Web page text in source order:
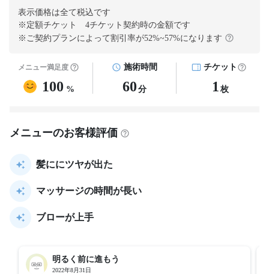
表示価格は全て税込です
※定額チケット 4チケット契約時の金額です
※ご契約プランによって割引率が52%~57%になります
メニュー満足度
100 %
施術時間
60 分
チケット
1 枚
メニューのお客様評価
髪ににツヤが出た
マッサージの時間が長い
ブローが上手
明るく前に進もう
2022年8月31日